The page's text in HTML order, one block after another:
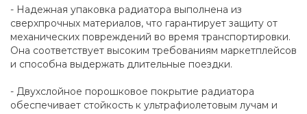
- Надежная упаковка радиатора выполнена из
сверхпрочных материалов, что гарантирует защиту от
механических повреждений во время транспортировки.
Она соответствует высоким требованиям маркетплейсов
и способна выдержать длительные поездки.
- Двухслойное порошковое покрытие радиатора
обеспечивает стойкость к ультрафиолетовым лучам и